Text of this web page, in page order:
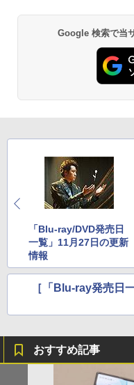
Google 検索で当
「Blu-ray/DVD発売日
一覧」11月27日の更新
情報
［「Blu-ray発売日
おすすめ記事